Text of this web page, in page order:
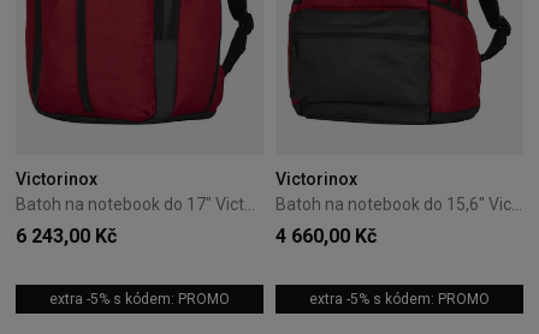
Victorinox
6 243,00 Kč
extra -5% s kódem: PROMO
Victorinox
4 660,00 Kč
extra -5% s kódem: PROMO